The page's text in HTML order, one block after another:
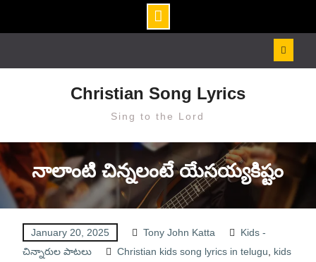
Christian Song Lyrics
Sing to the Lord
నాలాంటి చిన్నలంటే యేసయ్యకిష్టం
January 20, 2025 Tony John Katta
Kids -
చిన్నారుల పాటలు
Christian kids song lyrics in telugu
kids